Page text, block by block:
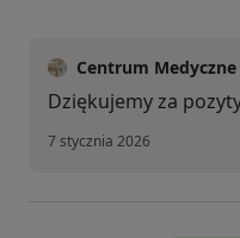
Centrum Medyczne
Dziękujemy za
7 stycznia 2026